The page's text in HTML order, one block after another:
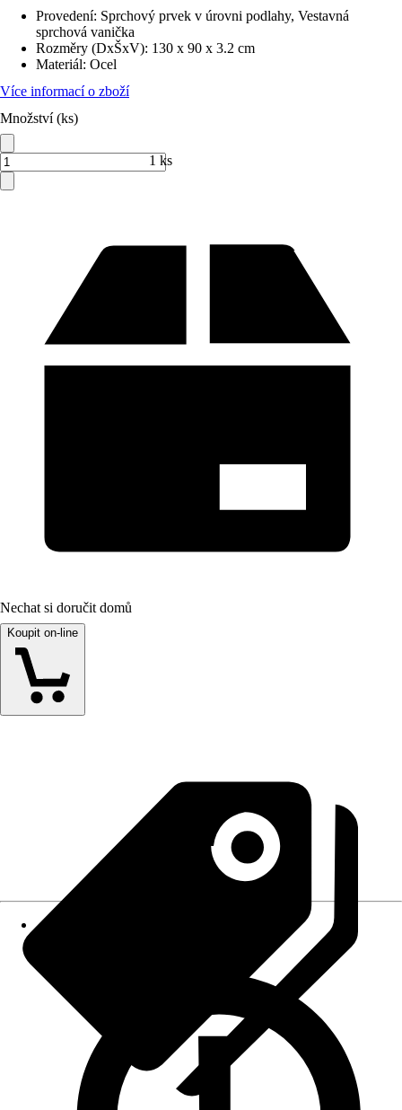
Provedení: Sprchový prvek v úrovni podlahy, Vestavná
sprchová vanička
Rozměry (DxŠxV): 130 x 90 x 3.2 cm
Materiál: Ocel
Více informací o zboží
Množství (ks)
1 ks
Nechat si doručit domů
Koupit on-line